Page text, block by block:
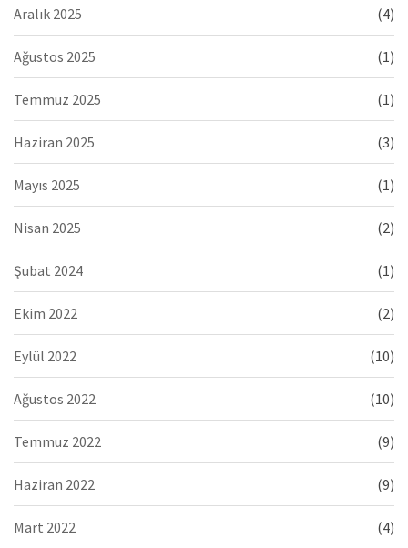
Aralık 2025 (4)
Ağustos 2025 (1)
Temmuz 2025 (1)
Haziran 2025 (3)
Mayıs 2025 (1)
Nisan 2025 (2)
Şubat 2024 (1)
Ekim 2022 (2)
Eylül 2022 (10)
Ağustos 2022 (10)
Temmuz 2022 (9)
Haziran 2022 (9)
Mart 2022 (4)